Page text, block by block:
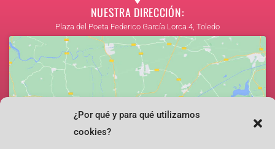
¿Por qué y para qué utilizamos
cookies?
NUESTRA DIRECCIÓN:
Plaza del Poeta Federico García Lorca 4, Toledo
Haz clic para aceptar cookies de marketing y
permitir este contenido